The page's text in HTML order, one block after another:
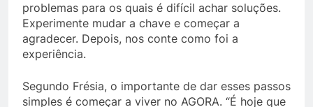
problemas para os quais é difícil achar soluções.
Experimente mudar a chave e começar a
agradecer. Depois, nos conte como foi a
experiência.
Segundo Frésia, o importante de dar esses passos
simples é começar a viver no AGORA. “É hoje que